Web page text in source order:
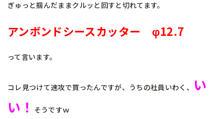
ぎゅっと掴んだままクルッと回すと切れてます。
アンボンドシースカッター φ12.7
って言います。
コレ見つけて速攻で買ったんですが、うちの社員いわく、 い
い！ そうですｗ